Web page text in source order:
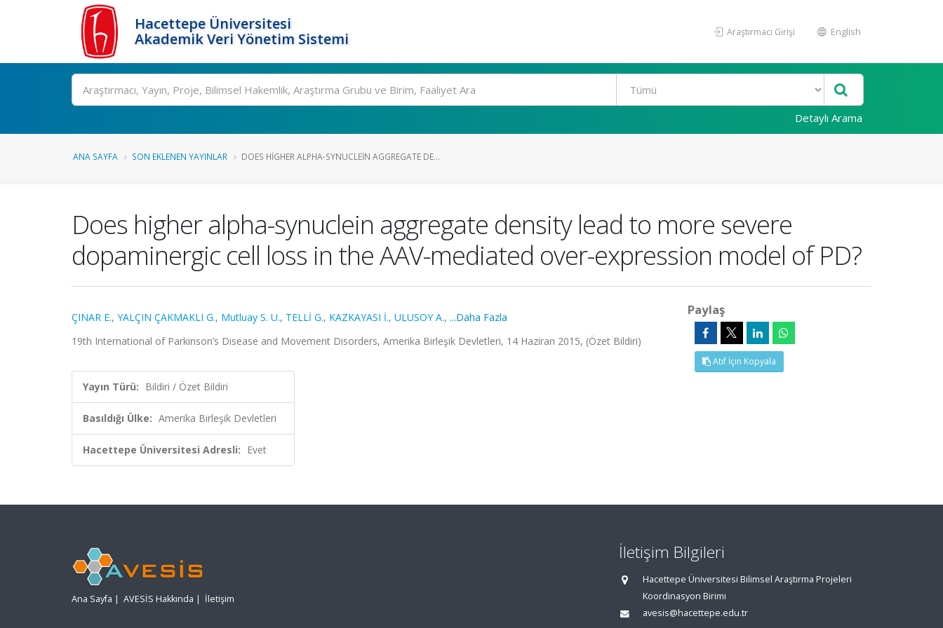
Hacettepe Üniversitesi
Akademik Veri Yönetim Sistemi
Araştırmacı Girişi English
Ara
Detaylı Arama
ANA SAYFA SON EKLENEN YAYINLAR DOES HIGHER ALPHA-SYNUCLEIN AGGREGATE DE...
Does higher alpha-synuclein aggregate density lead to more severe
dopaminergic cell loss in the AAV-mediated over-expression model of PD?
ÇINAR E., YALÇIN ÇAKMAKLI G., Mutluay S. U., TELLİ G., KAZKAYASI İ., ULUSOY A., ...Daha Fazla
19th International of Parkinson’s Disease and Movement Disorders, Amerika Birleşik Devletleri, 14 Haziran 2015, (Özet Bildiri)
Yayın Türü: Bildiri / Özet Bildiri
Basıldığı Ülke: Amerika Birleşik Devletleri
Hacettepe Üniversitesi Adresli: Evet
Paylaş
Atıf İçin Kopyala
Ana Sayfa | AVESİS Hakkında | İletişim
İletişim Bilgileri
Hacettepe Üniversitesi Bilimsel Araştırma Projeleri
Koordinasyon Birimi
avesis@hacettepe.edu.tr